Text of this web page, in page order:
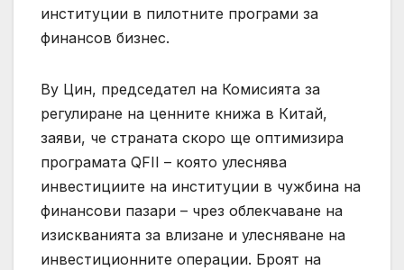
институции в пилотните програми за
финансов бизнес.
Ву Цин, председател на Комисията за
регулиране на ценните книжа в Китай,
заяви, че страната скоро ще оптимизира
програмата QFII – която улеснява
инвестициите на институции в чужбина на
финансови пазари – чрез облекчаване на
изискванията за влизане и улесняване на
инвестиционните операции. Броят на